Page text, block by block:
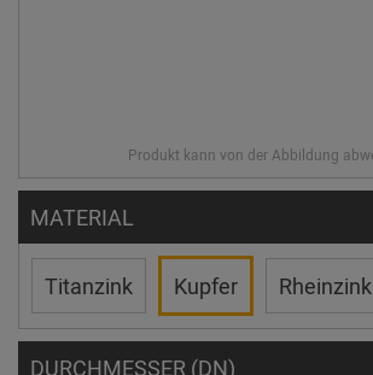
MATERIAL
Titanzink Kupfer Rheinzink
DURCHMESSER (DN)